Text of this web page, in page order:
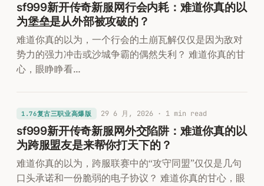
sf999新开传奇新服网行会内耗：难道你真的以
为堡垒是从外部被攻破的？
难道你真的以为，一个行会的土崩瓦解仅仅是因为敌对
势力的强力冲击或沙城争霸的偶然失利？ 难道你真的甘
心，眼睁睁看…
1.76复古三职业高爆版 29 6 月, 2026· 1 min read
sf999新开传奇新服网外交陷阱：难道你真的以
为跨服盟友是来帮你打天下的？
难道你真的以为，跨服联赛中的“攻守同盟”仅仅是几句
口头承诺和一份脆弱的电子协议？ 难道你真的甘心，眼